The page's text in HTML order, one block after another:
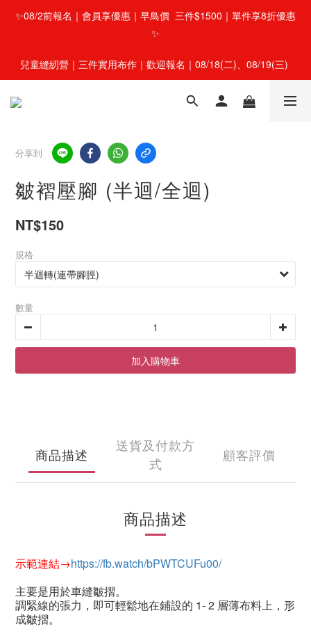
✨08/2前報名｜會員享優惠｜早鳥價  三件$1500｜單件享8折優惠
✨
兒童縫紉營｜三件實用布作｜歡迎報名｜08/18(二)、08/19(三)
分享到
皺褶壓腳 (半迴/全迴)
NT$150
規格
數量
加入購物車
商品描述
送貨及付款方
式
顧客評價
商品描述
示範連結→https://fb.watch/bPWTCUFu00/
主要是用於車縫皺摺。
調緊線的張力，即可輕鬆地在鋪設的 1- 2 層薄布料上，形
成皺摺。